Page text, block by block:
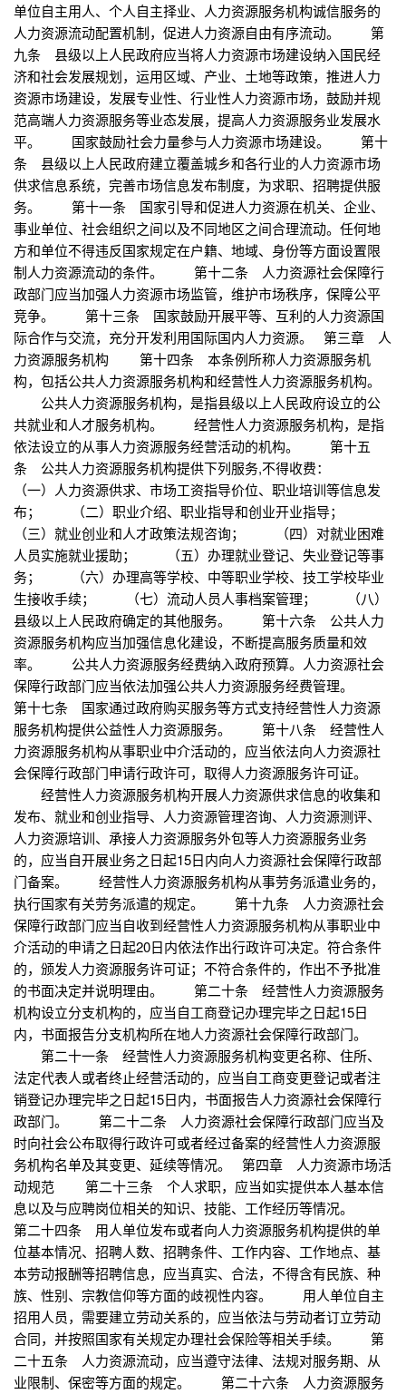
单位自主用人、个人自主择业、人力资源服务机构诚信服务的
人力资源流动配置机制，促进人力资源自由有序流动。 第
九条 县级以上人民政府应当将人力资源市场建设纳入国民经
济和社会发展规划，运用区域、产业、土地等政策，推进人力
资源市场建设，发展专业性、行业性人力资源市场，鼓励并规
范高端人力资源服务等业态发展，提高人力资源服务业发展水
平。 国家鼓励社会力量参与人力资源市场建设。 第十
条 县级以上人民政府建立覆盖城乡和各行业的人力资源市场
供求信息系统，完善市场信息发布制度，为求职、招聘提供服
务。 第十一条 国家引导和促进人力资源在机关、企业、
事业单位、社会组织之间以及不同地区之间合理流动。任何地
方和单位不得违反国家规定在户籍、地域、身份等方面设置限
制人力资源流动的条件。 第十二条 人力资源社会保障行
政部门应当加强人力资源市场监管，维护市场秩序，保障公平
竞争。 第十三条 国家鼓励开展平等、互利的人力资源国
际合作与交流，充分开发利用国际国内人力资源。 第三章 人
力资源服务机构 第十四条 本条例所称人力资源服务机
构，包括公共人力资源服务机构和经营性人力资源服务机构。
公共人力资源服务机构，是指县级以上人民政府设立的公
共就业和人才服务机构。 经营性人力资源服务机构，是指
依法设立的从事人力资源服务经营活动的机构。 第十五
条 公共人力资源服务机构提供下列服务,不得收费：
（一）人力资源供求、市场工资指导价位、职业培训等信息发
布； （二）职业介绍、职业指导和创业开业指导；
（三）就业创业和人才政策法规咨询； （四）对就业困难
人员实施就业援助； （五）办理就业登记、失业登记等事
务； （六）办理高等学校、中等职业学校、技工学校毕业
生接收手续； （七）流动人员人事档案管理； （八）
县级以上人民政府确定的其他服务。 第十六条 公共人力
资源服务机构应当加强信息化建设，不断提高服务质量和效
率。 公共人力资源服务经费纳入政府预算。人力资源社会
保障行政部门应当依法加强公共人力资源服务经费管理。
第十七条 国家通过政府购买服务等方式支持经营性人力资源
服务机构提供公益性人力资源服务。 第十八条 经营性人
力资源服务机构从事职业中介活动的，应当依法向人力资源社
会保障行政部门申请行政许可，取得人力资源服务许可证。
经营性人力资源服务机构开展人力资源供求信息的收集和
发布、就业和创业指导、人力资源管理咨询、人力资源测评、
人力资源培训、承接人力资源服务外包等人力资源服务业务
的，应当自开展业务之日起15日内向人力资源社会保障行政部
门备案。 经营性人力资源服务机构从事劳务派遣业务的，
执行国家有关劳务派遣的规定。 第十九条 人力资源社会
保障行政部门应当自收到经营性人力资源服务机构从事职业中
介活动的申请之日起20日内依法作出行政许可决定。符合条件
的，颁发人力资源服务许可证；不符合条件的，作出不予批准
的书面决定并说明理由。 第二十条 经营性人力资源服务
机构设立分支机构的，应当自工商登记办理完毕之日起15日
内，书面报告分支机构所在地人力资源社会保障行政部门。
第二十一条 经营性人力资源服务机构变更名称、住所、
法定代表人或者终止经营活动的，应当自工商变更登记或者注
销登记办理完毕之日起15日内，书面报告人力资源社会保障行
政部门。 第二十二条 人力资源社会保障行政部门应当及
时向社会公布取得行政许可或者经过备案的经营性人力资源服
务机构名单及其变更、延续等情况。 第四章 人力资源市场活
动规范 第二十三条 个人求职，应当如实提供本人基本信
息以及与应聘岗位相关的知识、技能、工作经历等情况。
第二十四条 用人单位发布或者向人力资源服务机构提供的单
位基本情况、招聘人数、招聘条件、工作内容、工作地点、基
本劳动报酬等招聘信息，应当真实、合法，不得含有民族、种
族、性别、宗教信仰等方面的歧视性内容。 用人单位自主
招用人员，需要建立劳动关系的，应当依法与劳动者订立劳动
合同，并按照国家有关规定办理社会保险等相关手续。 第
二十五条 人力资源流动，应当遵守法律、法规对服务期、从
业限制、保密等方面的规定。 第二十六条 人力资源服务